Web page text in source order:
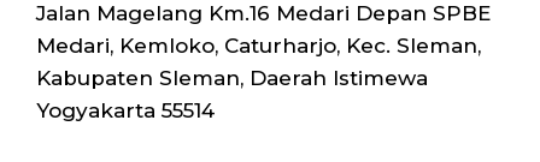
Jalan Magelang Km.16 Medari Depan SPBE
Medari, Kemloko, Caturharjo, Kec. Sleman,
Kabupaten Sleman, Daerah Istimewa
Yogyakarta 55514